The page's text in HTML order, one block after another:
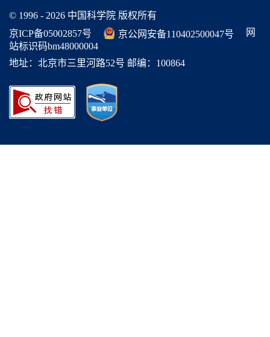
© 1996 - 2026 中国科学院 版权所有
京ICP备05002857号
京公网安备110402500047号
网
站标识码bm48000004
地址：北京市三里河路52号 邮编：100864